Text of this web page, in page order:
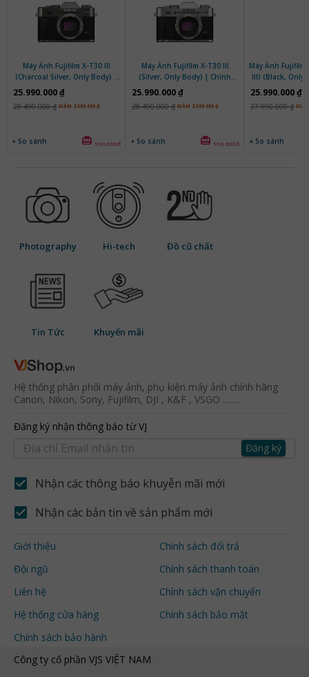
Máy Ảnh Fujifilm X-T30 III
(Charcoal Silver, Only Body) |
Chính Hãng
25.990.000 ₫
28.490.000 ₫ GIẢM 2.500.000 ₫
+ So sánh 990.000đ
Máy Ảnh Fujifilm X-T30 III
(Silver, Only Body) | Chính
Hãng
25.990.000 ₫
28.490.000 ₫ GIẢM 2.500.000 ₫
+ So sánh 990.000đ
Máy Ảnh Fujifilm
III) (Black, Only
25.990.000 ₫
27.990.000 ₫
+ So sánh
Photography Hi-tech Đồ cũ chất
Tin Tức Khuyến mãi
Hệ thống phân phối máy ảnh, phụ kiện máy ảnh chính hãng
Canon, Nikon, Sony, Fujifilm, DJI , K&F , VSGO ........
Đăng ký nhận thông báo từ VJ
Đăng ký
Nhận các thông báo khuyễn mãi mới
Nhận các bản tin về sản phẩm mới
Giới thiệu
Đội ngũ
Liên hệ
Hệ thống cửa hàng
Chính sách bảo hành
Chính sách đổi trả
Chính sách thanh toán
Chính sách vận chuyển
Chính sách bảo mật
Công ty cổ phần VJS VIỆT NAM